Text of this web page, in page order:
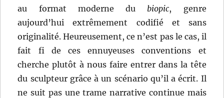
au format moderne du biopic, genre
aujourd’hui extrêmement codifié et sans
originalité. Heureusement, ce n’est pas le cas, il
fait fi de ces ennuyeuses conventions et
cherche plutôt à nous faire entrer dans la tête
du sculpteur grâce à un scénario qu’il a écrit. Il
ne suit pas une trame narrative continue mais